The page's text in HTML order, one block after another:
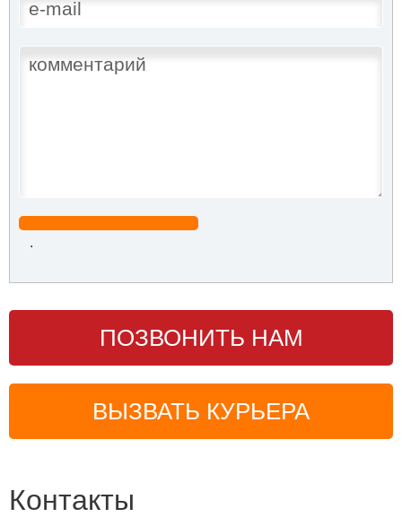
.
ПОЗВОНИТЬ НАМ
ВЫЗВАТЬ КУРЬЕРА
Контакты